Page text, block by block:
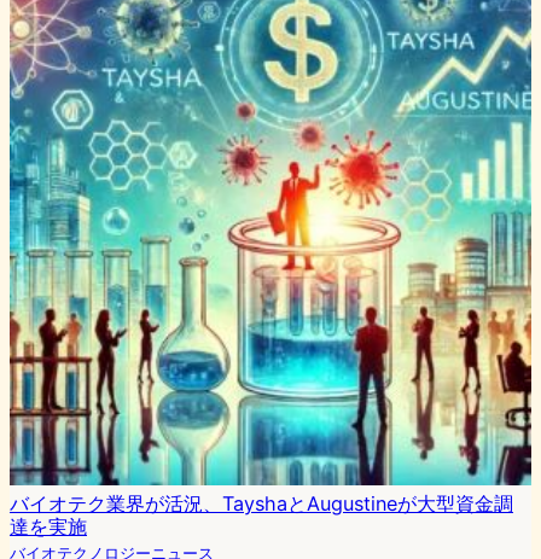
バイオテク業界が活況、TayshaとAugustineが大型資金調
達を実施
バイオテクノロジーニュース